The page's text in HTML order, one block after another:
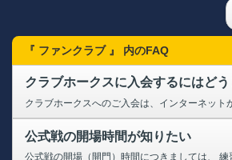
『 ファンクラブ 』 内のFAQ
公式戦の開場時間が知りたい